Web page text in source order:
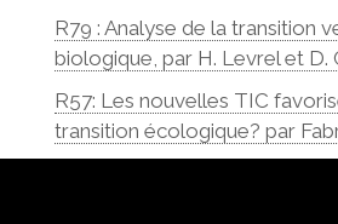
R79 : Analyse de la transition
biologique, par H. Levrel et D.
R57: Les nouvelles TIC
transition écologique? par